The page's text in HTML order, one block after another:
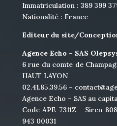
Immatriculation : 389 399
Nationalité : France
Editeur du site/
Agence Echo – SAS
6 rue du comte de
HAUT LAYON
02.41.85.39.56 –
Agence Echo – SAS au
Code APE 7311Z – Siren
943 00031